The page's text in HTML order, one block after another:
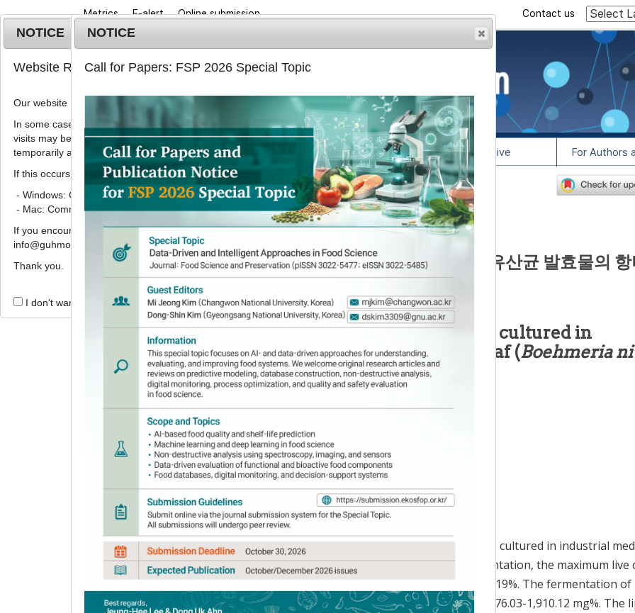
Metrics E-alert Online submission Contact us
Home Journal Info Article Archive For Authors
Food Sci. Preserv.2024;31(1):161-172
pISSN: 3022-5477, eISSN: 3022-5485
DOI:https://doi.org/10.11002/fsp.2024.31.1.161
Research Article
모싯잎 에탄올 추출물을 첨가한 산업용 배지에서 배양한 유산균 발효물의 항
만 효과
,강혜미 ,박윤호*
Anti-obesity effects of lactic acid bacteria ferments cultured in
industrial medium with ethanol extract of ramie leaf (Boehmeria
Byung-Min Oh ,Hyeon Hwa Oh ,Geun-Seoup Song*
Author Information & Copyright▼
Received:Dec 15, 2023; Revised:Jan 16, 2024; Accepted:Jan 16, 2024
Published Online: Feb 28, 2024
Abstract
This study investigated the anti-obesity effects of lactic acid bacteria ferments cultured in industrial
with ethanol extract of ramie leaf (Boehmeria niveaL.). On the 4th day of fermentation, the maximum live
counts were 8.75-8.85 log CFU/mL, pH was 3.74-3.79, and total acidity was 2.07-2.19%. The fermentation of
acid bacteria on the fourth day resulted in the amount of lactic acid reaching 1,676.03-1,910.12 mg%. The
NOTICE
Website Renewal Notice
Our website has recently been renewed.
In some cases, images, CSS files, or other settings saved in your browser from previous
visits may be reused instead of downloading the latest files. As a result, some pages may
temporarily appear incorrectly or may not display properly.
If this occurs, please perform a hard refresh.
- Windows: Ctrl + F5
- Mac: Command + Shift + R
If you encounter any errors or difficulties while using the website, please contact us at
info@guhmok.com.
Thank you.
I don't want to open this window for a day.
NOTICE
Call for Papers: FSP 2026 Special Topic